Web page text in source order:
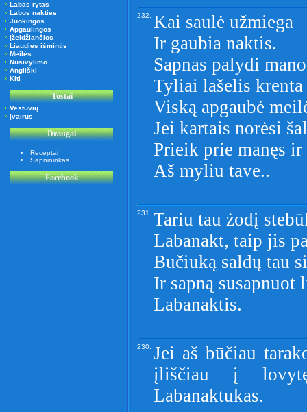
Labas rytas
Labos nakties
Juokingos
Apgaulingos
Įžeidžiančios
Liaudies išmintis
Meilės
Nusivylimo
Angliški
Kiti
Tostai
Vestuvių
Įvairūs
Draugai
Receptai
Sapnininkas
Facebook
232. Kai saulė užmiega
Ir gaubia naktis.
Sapnas palydi
Tyliai lašelis krenta
Viską apgaubė
Jei kartais norėsi
Prieik prie manęs
Aš myliu tave..
231. Tariu tau żodį
Labanakt, taip jis
Bučiuką saldų tau
Ir sapną susapnuot
Labanaktis.
230. Jei aš būčiau
įliščiau į
Labanaktukas.